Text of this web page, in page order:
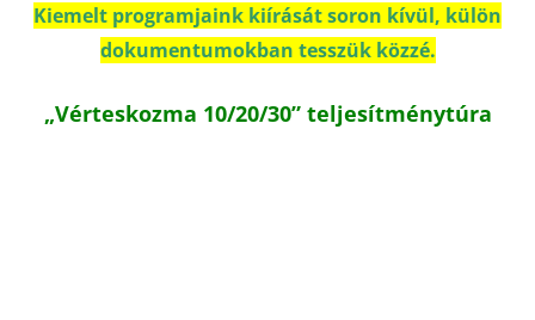
Kiemelt programjaink kiírását soron kívül, külön
dokumentumokban tesszük közzé.
„Vérteskozma 10/20/30” teljesítménytúra